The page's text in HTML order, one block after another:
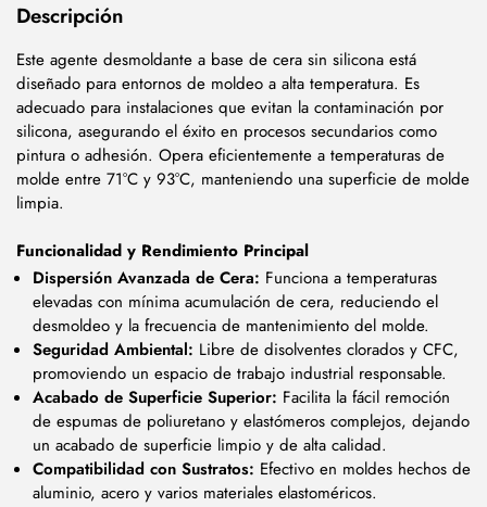
Descripción
Este agente desmoldante a base de cera sin silicona está
diseñado para entornos de moldeo a alta temperatura. Es
adecuado para instalaciones que evitan la contaminación por
silicona, asegurando el éxito en procesos secundarios como
pintura o adhesión. Opera eficientemente a temperaturas de
molde entre 71°C y 93°C, manteniendo una superficie de molde
limpia.
Funcionalidad y Rendimiento Principal
Dispersión Avanzada de Cera: Funciona a temperaturas
elevadas con mínima acumulación de cera, reduciendo el
desmoldeo y la frecuencia de mantenimiento del molde.
Seguridad Ambiental: Libre de disolventes clorados y CFC,
promoviendo un espacio de trabajo industrial responsable.
Acabado de Superficie Superior: Facilita la fácil remoción
de espumas de poliuretano y elastómeros complejos, dejando
un acabado de superficie limpio y de alta calidad.
Compatibilidad con Sustratos: Efectivo en moldes hechos de
aluminio, acero y varios materiales elastoméricos.